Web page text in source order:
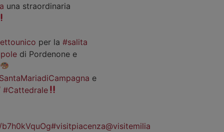
una straordinaria
per la#salita
di Pordenone e
e
#Cattedrale
#visitpiacenza@visitemilia